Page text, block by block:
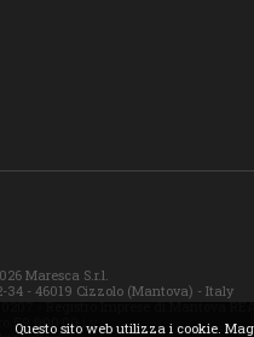
Maresca S.r.l.
34 - 46019 Cizzolo (Mantova) - Italy
- Registro Imprese di Mantova
59.000,00 i.v.
Questo sito web utilizza i cookie.